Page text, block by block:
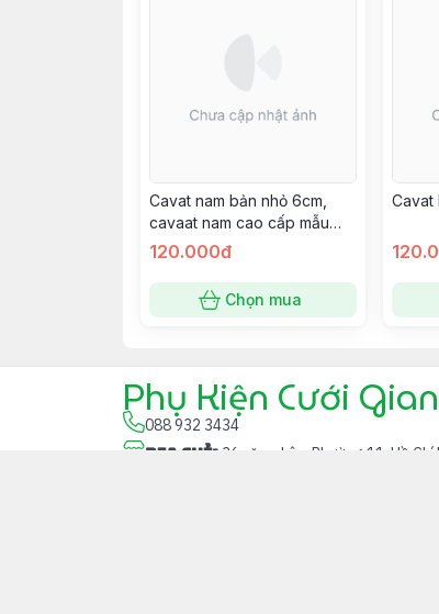
Cavat nam bản nhỏ 6cm,
cavaat nam cao cấp mẫu
mới đính phụ kiện đẹp
120.000đ
Chọn mua
Cavat
Phụ Kiện Cưới
088 932 3434
Địa chỉ: 36 năm châu, Phường 11, Hồ Chí